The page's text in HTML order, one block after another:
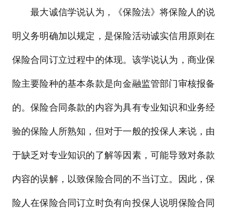
最大诚信学说认为，《保险法》将保险人的说
明义务明确加以规定，是保险活动诚实信用原则在
保险合同订立过程中的体现。该学说认为，商业保
险主要险种的基本条款是向金融监管部门审核报备
的。保险合同条款的内容为具有专业知识和业务经
验的保险人所熟知，但对于一般的投保人来说，由
于缺乏对专业知识的了解等因素，可能导致对条款
内容的误解，以致保险合同的不当订立。因此，保
险人在保险合同订立时负有向投保人说明保险合同